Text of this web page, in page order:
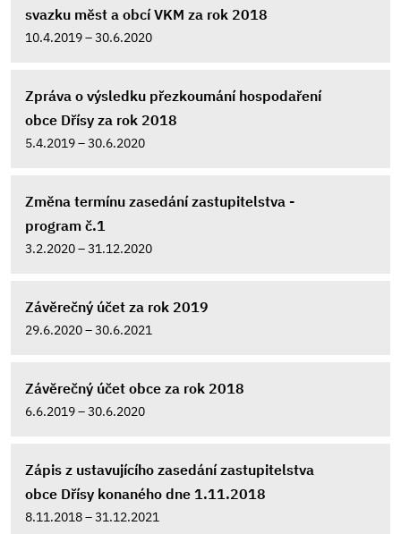
svazku měst a obcí VKM za rok 2018
10.4.2019 – 30.6.2020
Zpráva o výsledku přezkoumání hospodaření
obce Dřísy za rok 2018
5.4.2019 – 30.6.2020
Změna termínu zasedání zastupitelstva -
program č.1
3.2.2020 – 31.12.2020
Závěrečný účet za rok 2019
29.6.2020 – 30.6.2021
Závěrečný účet obce za rok 2018
6.6.2019 – 30.6.2020
Zápis z ustavujícího zasedání zastupitelstva
obce Dřísy konaného dne 1.11.2018
8.11.2018 – 31.12.2021